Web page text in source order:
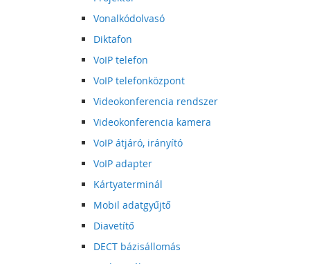
Vonalkódolvasó
Diktafon
VoIP telefon
VoIP telefonközpont
Videokonferencia rendszer
Videokonferencia kamera
VoIP átjáró, irányító
VoIP adapter
Kártyaterminál
Mobil adatgyűjtő
Diavetítő
DECT bázisállomás